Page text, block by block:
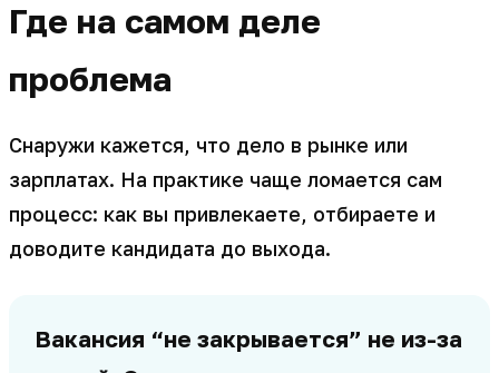
Где на самом деле
проблема
Снаружи кажется, что дело в рынке или
зарплатах. На практике чаще ломается сам
процесс: как вы привлекаете, отбираете и
доводите кандидата до выхода.
Вакансия “не закрывается” не из-за